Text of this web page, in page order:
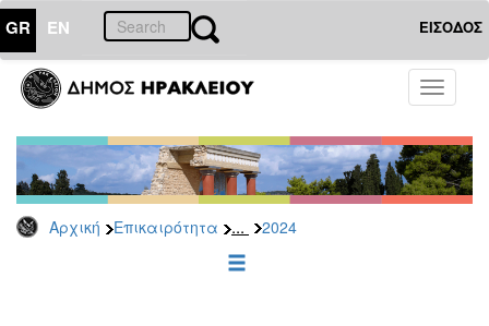
GR EN ΕΙΣΟΔΟΣ
Toggle
Αρχική Επικαιρότητα ... 2024
ΕΠΙΚΑΙΡΟΤΗΤΑ
Τύπου
Αρχείο
2026
2025